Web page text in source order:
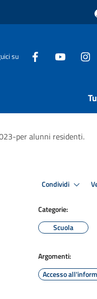
su
per alunni residenti.
Condividi
Categorie:
Scuola
Argomenti:
Accesso